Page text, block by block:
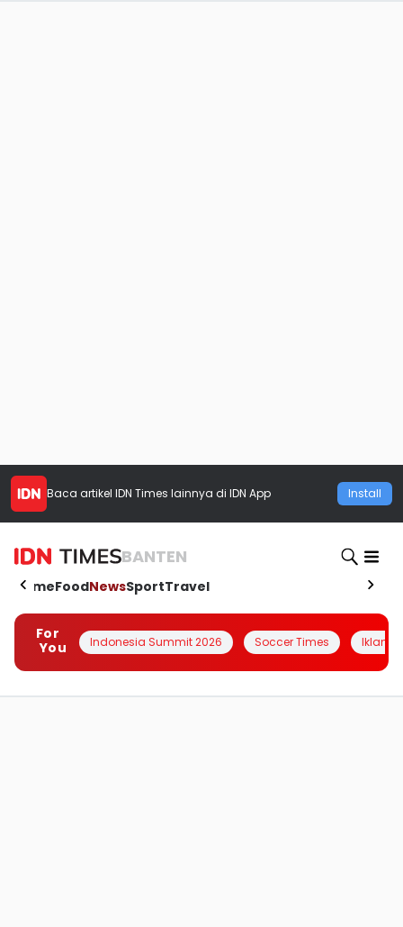
Baca artikel IDN Times lainnya di IDN App Install
BANTEN
HomeFoodNewsSportTravel
For
You
Indonesia Summit 2026 Soccer Times Iklanin